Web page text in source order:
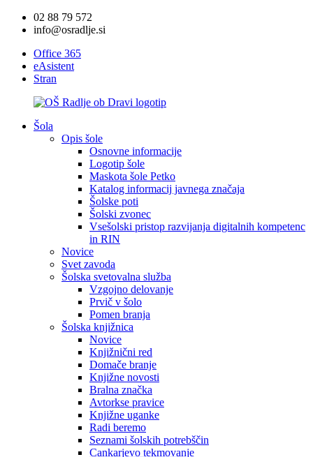
02 88 79 572
info@osradlje.si
Office 365
eAsistent
Stran
Šola
Opis šole
Osnovne informacije
Logotip šole
Maskota šole Petko
Katalog informacij javnega značaja
Šolske poti
Šolski zvonec
Vsešolski pristop razvijanja digitalnih kompetenc
in RIN
Novice
Svet zavoda
Šolska svetovalna služba
Vzgojno delovanje
Prvič v šolo
Pomen branja
Šolska knjižnica
Novice
Knjižnični red
Domače branje
Knjižne novosti
Bralna značka
Avtorkse pravice
Knjižne uganke
Radi beremo
Seznami šolskih potrebščin
Cankarjevo tekmovanje